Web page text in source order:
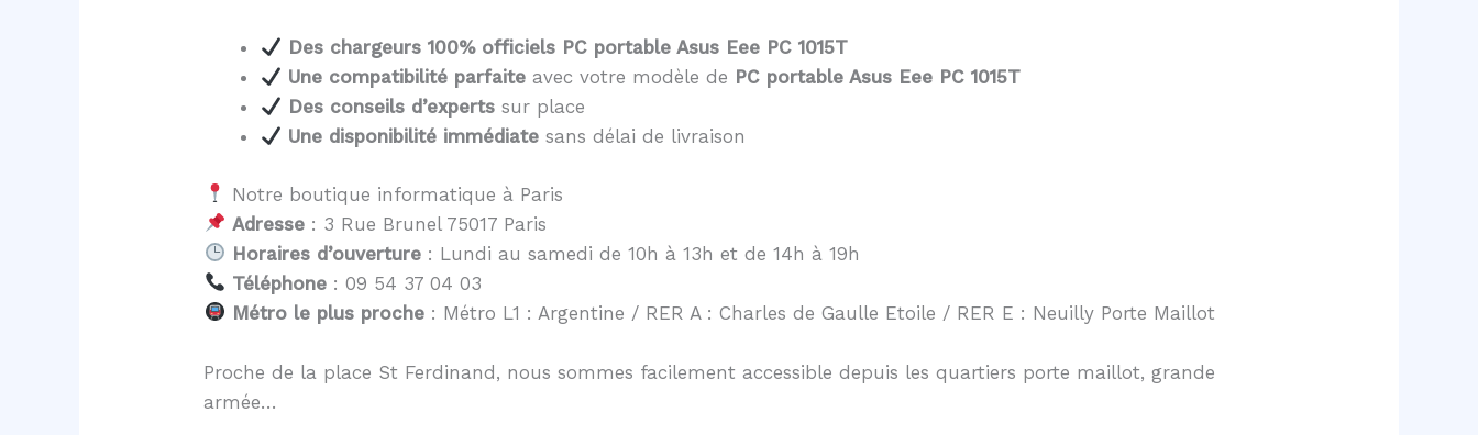
Des chargeurs 100% officiels PC portable Asus Eee PC 1015T
Une compatibilité parfaiteavec votre modèle de PC portable Asus Eee PC 1015T
Des conseils d’expertssur place
Une disponibilité immédiatesans délai de livraison
Notre boutique informatique à Paris
Adresse: 3 Rue Brunel 75017 Paris
Horaires d’ouverture: Lundi au samedi de 10h à 13h et de 14h à 19h
Téléphone: 09 54 37 04 03
Métro le plus proche: Métro L1 : Argentine / RER A : Charles de Gaulle Etoile / RER E : Neuilly Porte Maillot
Proche de la place St Ferdinand, nous sommes facilement accessible depuis les quartiers porte maillot, grande
armée…